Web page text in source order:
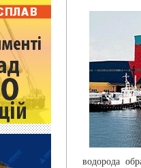
водорода